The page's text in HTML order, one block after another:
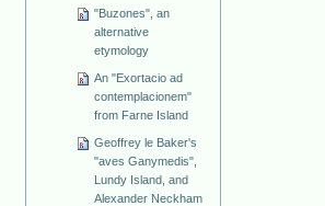
"Buzones", an
alternative
etymology
An "Exortacio ad
contemplacionem"
from Farne Island
Geoffrey le Baker's
"aves Ganymedis",
Lundy Island, and
Alexander Neckham